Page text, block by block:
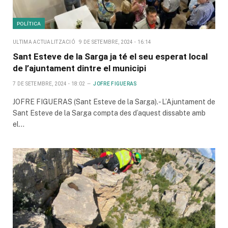
POLÍTICA
ULTIMA ACTUALITZACIÓ 9 DE SETEMBRE, 2024 - 16:14
Sant Esteve de la Sarga ja té el seu esperat local
de l’ajuntament dintre el municipi
7 DE SETEMBRE, 2024 - 18:02 JOFRE FIGUERAS
JOFRE FIGUERAS (Sant Esteve de la Sarga).- L’Ajuntament de
Sant Esteve de la Sarga compta des d’aquest dissabte amb
el…